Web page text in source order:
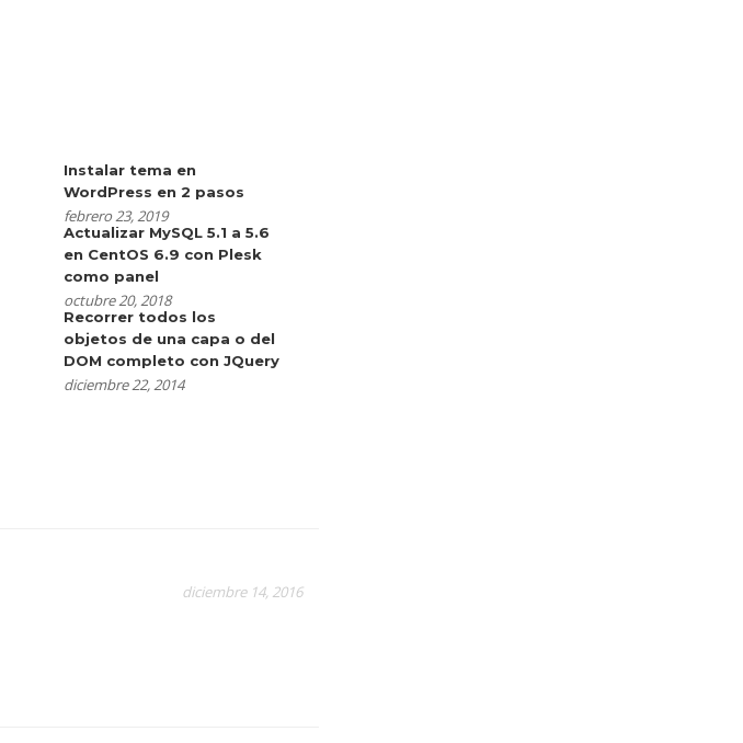
Instalar tema en
WordPress en 2 pasos
febrero 23, 2019
Actualizar MySQL 5.1 a 5.6
en CentOS 6.9 con Plesk
como panel
octubre 20, 2018
Recorrer todos los
objetos de una capa o del
DOM completo con JQuery
diciembre 22, 2014
diciembre 14, 2016